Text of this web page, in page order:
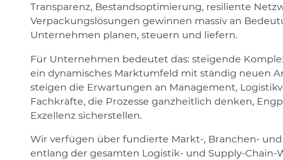
Transparenz, Bestandsoptimierung, resiliente
Verpackungslösungen gewinnen massiv an
Unternehmen planen, steuern und liefern.
Für Unternehmen bedeutet das: steigende
ein dynamisches Marktumfeld mit ständig neuen
steigen die Erwartungen an Management,
Fachkräfte, die Prozesse ganzheitlich denken,
Exzellenz sicherstellen.
Wir verfügen über fundierte Markt-, Branchen-
entlang der gesamten Logistik- und Supply-